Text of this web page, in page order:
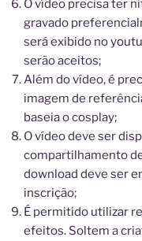
O vídeo precisa ter
gravado
será exibido no
serão aceitos;
Além do vídeo, é
imagem de
baseia o cosplay;
O vídeo deve ser
compartilhamento
download deve ser
inscrição;
É permitido utilizar
efeitos. Soltem a